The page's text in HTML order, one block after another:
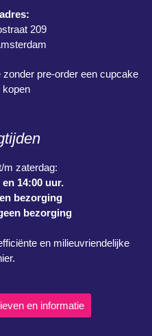
209
zonder pre-order een cupcake
kopen
m zaterdag:
en 14:00 uur.
bezorging
bezorging
en milieuvriendelijke
en informatie